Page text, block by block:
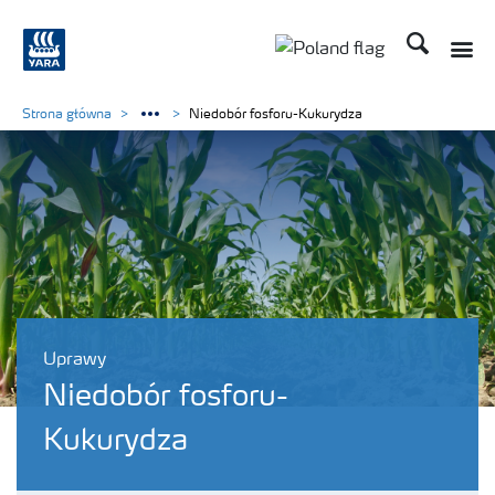
Szukaj
Uprawy
Niedobór fosforu-
Kukurydza
Strona główna Niedobór fosforu-Kukurydza